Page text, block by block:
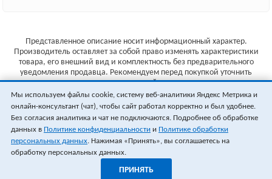
Представленное описание носит информационный характер.
Производитель оставляет за собой право изменять характеристики
товара, его внешний вид и комплектность без предварительного
уведомления продавца. Рекомендуем перед покупкой уточнить
характеристики товара на сайте производителя.
Указанные цены не являются публичной офертой (ст.435 ГК РФ).
Стоимость и наличие товара уточняйте у менеджера.
Мы используем файлы cookie, систему веб-аналитики Яндекс Метрика и
онлайн-консультант (чат), чтобы сайт работал корректно и был удобнее.
Без согласия аналитика и чат не подключаются. Подробнее об обработке
данных в Политике конфиденциальности и Политике обработки
персональных данных. Нажимая «Принять», вы соглашаетесь на
обработку персональных данных.
ПРИНЯТЬ